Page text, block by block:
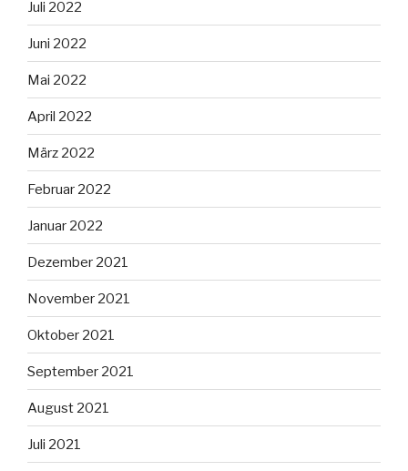
Juli 2022
Juni 2022
Mai 2022
April 2022
März 2022
Februar 2022
Januar 2022
Dezember 2021
November 2021
Oktober 2021
September 2021
August 2021
Juli 2021